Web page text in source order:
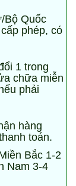
Bộ Quốc
phép, có
1 trong
chữa miễn
phải
hàng
toán.
Bắc 1-2
Nam 3-4